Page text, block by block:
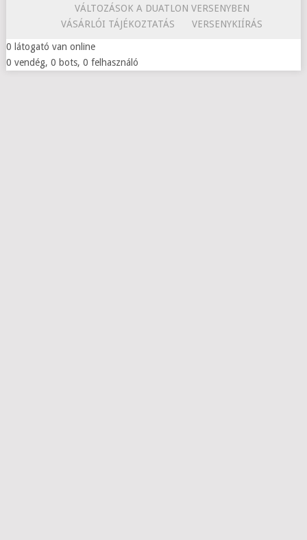
VÁLTOZÁSOK A DUATLON VERSENYBEN
VÁSÁRLÓI TÁJÉKOZTATÁS
VERSENYKIÍRÁS
0 látogató van online
0 vendég, 0 bots, 0 felhasználó